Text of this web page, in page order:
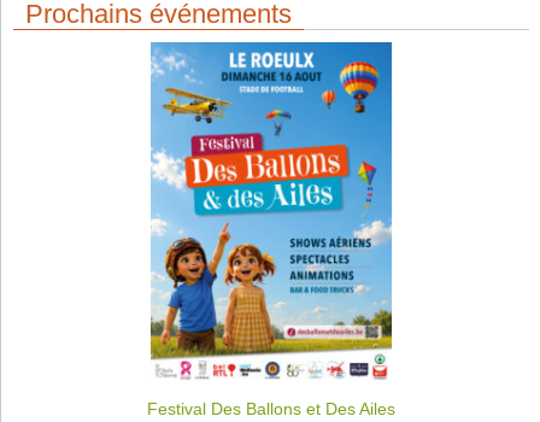
Prochains événements
Festival Des Ballons et Des Ailes